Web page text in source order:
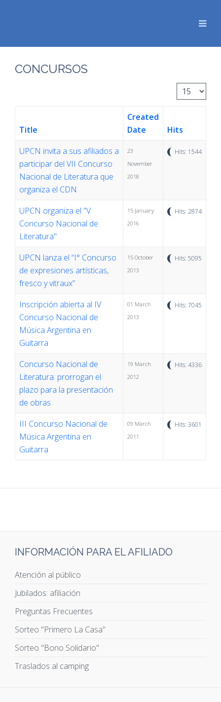
CONCURSOS
Display #
Title
Created
Date
Hits
UPCN invita a sus afiliados a
participar del VII Concurso
Nacional de Literatura que
organiza el CDN
23
November
2018
Hits: 1544
UPCN organiza el "V
Concurso Nacional de
Literatura"
15 January
2016
Hits: 2874
UPCN lanza el “I° Concurso
de expresiones artísticas,
fresco y vitraux”
15 October
2013
Hits: 5095
Inscripción abierta al IV
Concurso Nacional de
Música Argentina en
Guitarra
01 March
2013
Hits: 7045
Concurso Nacional de
Literatura: prorrogan el
plazo para la presentación
de obras
19 March
2012
Hits: 4336
III Concurso Nacional de
Música Argentina en
Guitarra
09 March
2011
Hits: 3601
INFORMACIÓN PARA EL AFILIADO
Atención al público
Jubilados: afiliación
Preguntas Frecuentes
Sorteo "Primero La Casa"
Sorteo "Bono Solidario"
Traslados al camping